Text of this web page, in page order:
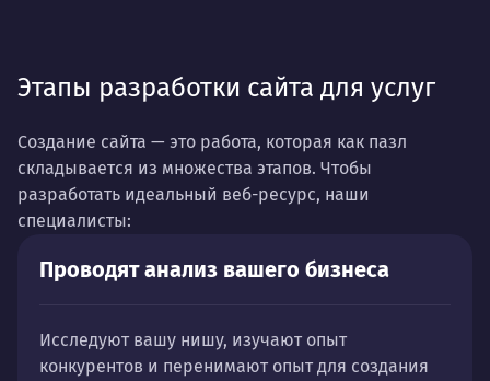
Этапы разработки сайта для услуг
Создание сайта — это работа, которая как пазл
складывается из множества этапов. Чтобы
разработать идеальный веб-ресурс, наши
специалисты:
Проводят анализ вашего бизнеса
Исследуют вашу нишу, изучают опыт
конкурентов и перенимают опыт для создания